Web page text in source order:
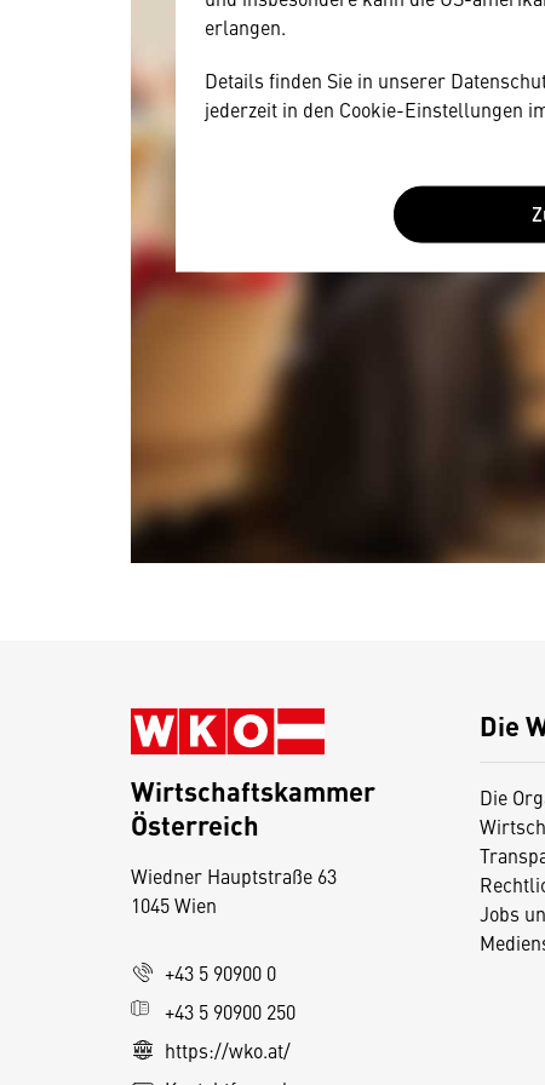
erlangen.
Details finden Sie in unserer
jederzeit in den Cookie-Einstellungen
Die
Die
Jobs
Wirtschaftskammer
Österreich
Wiedner Hauptstraße 63
1045 Wien
+43 5 90900 0
+43 5 90900 250
https://wko.at/